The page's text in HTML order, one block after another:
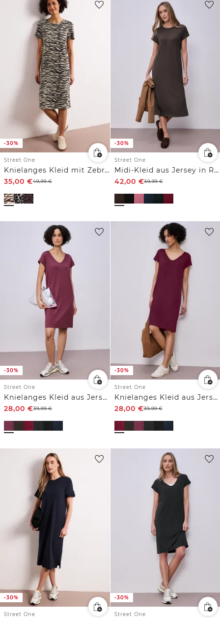
-30%
Street One
Knielanges Kleid mit Zebra-Print
35,00 €49,99€
-30%
Street One
Midi-Kleid aus Jersey in Rippstruktur
42,00 €59,99€
-30%
Street One
Knielanges Kleid aus Jersey
28,00 €39,99€
-30%
Street One
Knielanges Kleid aus Jersey
28,00 €39,99€
-30%
Street One
-30%
Street One